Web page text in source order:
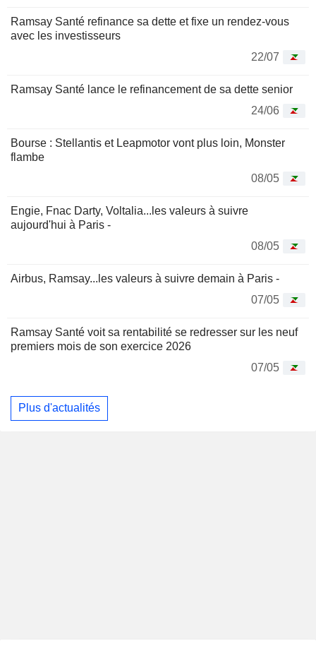
Ramsay Santé refinance sa dette et fixe un rendez-vous
avec les investisseurs
22/07
Ramsay Santé lance le refinancement de sa dette senior
24/06
Bourse : Stellantis et Leapmotor vont plus loin, Monster
flambe
08/05
Engie, Fnac Darty, Voltalia...les valeurs à suivre
aujourd'hui à Paris -
08/05
Airbus, Ramsay...les valeurs à suivre demain à Paris -
07/05
Ramsay Santé voit sa rentabilité se redresser sur les neuf
premiers mois de son exercice 2026
07/05
Plus d'actualités